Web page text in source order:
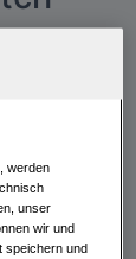
werden
unser
wir und
speichern und